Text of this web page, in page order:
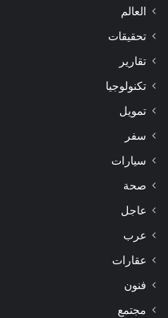
العالم
تحقيقات
تقارير
تكنولوجيا
تمويل
سفر
سيارات
صحة
عاجل
عرب
عقارات
فنون
مجتمع